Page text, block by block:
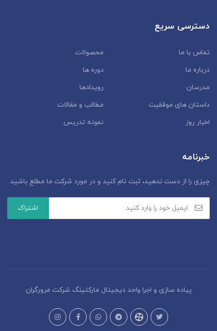
دسترسی سریع
تماس با ما
محصولات
درباره ما
دوره ها
مدرسان
رویدادها
داستان‌ های موفقیت
مطالب و مقالات
اخبار روز
نمونه تدریس
خبرنامه
چیزی را از دست ندهید، ثبت نام کنید و در مورد شرکت ما مطلع باشید.
پیاده سازی و اجرا واحد دیجیتال مارکتینگ شرکت مرورگران